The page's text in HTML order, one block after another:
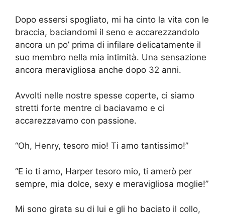
Dopo essersi spogliato, mi ha cinto la vita con le
braccia, baciandomi il seno e accarezzandolo
ancora un po’ prima di infilare delicatamente il
suo membro nella mia intimità. Una sensazione
ancora meravigliosa anche dopo 32 anni.
Avvolti nelle nostre spesse coperte, ci siamo
stretti forte mentre ci baciavamo e ci
accarezzavamo con passione.
“Oh, Henry, tesoro mio! Ti amo tantissimo!”
“E io ti amo, Harper tesoro mio, ti amerò per
sempre, mia dolce, sexy e meravigliosa moglie!”
Mi sono girata su di lui e gli ho baciato il collo,